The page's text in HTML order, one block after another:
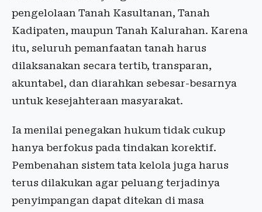
pengelolaan Tanah Kasultanan, Tanah
Kadipaten, maupun Tanah Kalurahan. Karena
itu, seluruh pemanfaatan tanah harus
dilaksanakan secara tertib, transparan,
akuntabel, dan diarahkan sebesar-besarnya
untuk kesejahteraan masyarakat.
Ia menilai penegakan hukum tidak cukup
hanya berfokus pada tindakan korektif.
Pembenahan sistem tata kelola juga harus
terus dilakukan agar peluang terjadinya
penyimpangan dapat ditekan di masa